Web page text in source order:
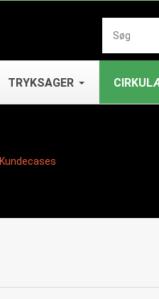
TRYKSAGER
Kundecases